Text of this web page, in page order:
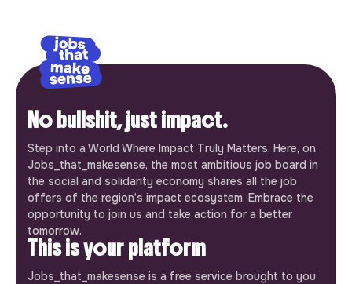
No bullshit, just impact.
Step into a World Where Impact Truly Matters. Here, on
Jobs_that_makesense, the most ambitious job board in
the social and solidarity economy shares all the job
offers of the region’s impact ecosystem. Embrace the
opportunity to join us and take action for a better
tomorrow.
This is your platform
Jobs_that_makesense is a free service brought to you